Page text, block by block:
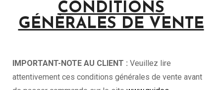
CONDITIONS
GÉNÉRALES DE VENTE
IMPORTANT-NOTE AU CLIENT : Veuillez lire
attentivement ces conditions générales de vente avant